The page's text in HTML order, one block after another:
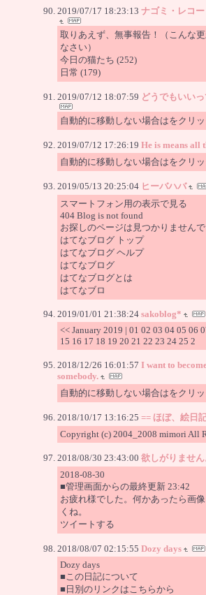
2019/07/17 18:23:13 ナゴミ・レコ
取りあえず、無事報告！（こんな
なさい）
今日の猫たち (252)
日常 (179)
2019/07/12 18:07:59 どうでもいい
自動的に移動しない場合はをクリッ
2019/07/12 17:26:19 He is means all
自動的に移動しない場合はをクリッ
2019/05/13 20:25:04 ヒーバハバ
スマートフォン用の表示で見る
404 Blog is not found
お探しのページは見つかりませんで
はてなブログ トップ
はてなブログ ヘルプ
はてなブログ
はてなブログとは
はてなブロ
2019/01/01 21:38:24 sakoblog*
<< January 2019 | 01 02 03 04 05 06
15 16 17 18 19 20 21 22 23 24 25 2
2018/12/26 16:01:57 I want to
somebody.
自動的に移動しない場合はをクリッ
2018/10/17 13:16:25 == ほぼ、絵日
Copyright (c) 2004_2008 mimori All
2018/08/30 23:43:00 欲しがりません
2018-08-30
■管理画面からの最終更新 23:42
お疲れ様でした。何かあったら画
くね。
ツイートする
2018/08/07 02:15:55 Dozy days
Dozy days
■この日記について
■日別のリンクはこちらから